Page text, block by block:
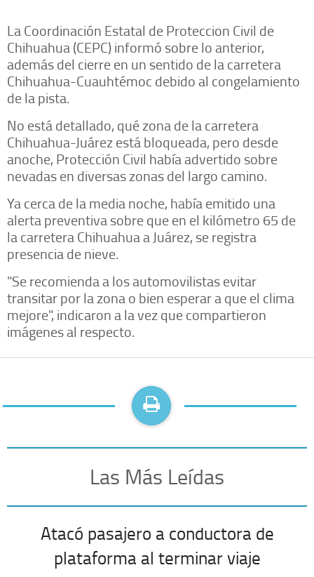
La Coordinación Estatal de Proteccion Civil de
Chihuahua (CEPC) informó sobre lo anterior,
además del cierre en un sentido de la carretera
Chihuahua-Cuauhtémoc debido al congelamiento
de la pista.
No está detallado, qué zona de la carretera
Chihuahua-Juárez está bloqueada, pero desde
anoche, Protección Civil había advertido sobre
nevadas en diversas zonas del largo camino.
Ya cerca de la media noche, había emitido una
alerta preventiva sobre que en el kilómetro 65 de
la carretera Chihuahua a Juárez, se registra
presencia de nieve.
"Se recomienda a los automovilistas evitar
transitar por la zona o bien esperar a que el clima
mejore", indicaron a la vez que compartieron
imágenes al respecto.
Las Más Leídas
Atacó pasajero a conductora de
plataforma al terminar viaje